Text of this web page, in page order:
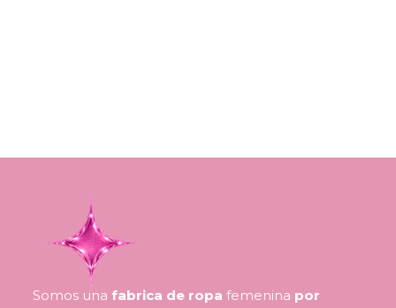
Somos una fabrica de ropa femenina por